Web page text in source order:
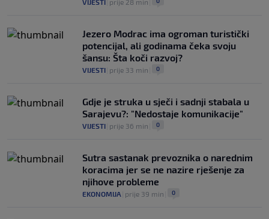
VIJESTI prije 28 min
Jezero Modrac ima ogroman turistički
potencijal, ali godinama čeka svoju
šansu: Šta koči razvoj?
VIJESTI prije 33 min 0
Gdje je struka u sječi i sadnji stabala u
Sarajevu?: "Nedostaje komunikacije"
VIJESTI prije 36 min 0
Sutra sastanak prevoznika o narednim
koracima jer se ne nazire rješenje za
njihove probleme
EKONOMIJA prije 39 min 0